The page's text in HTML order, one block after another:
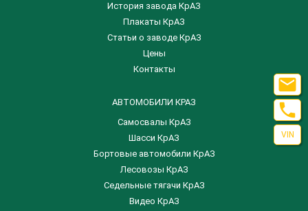
История завода КрАЗ
Плакаты КрАЗ
Статьи о заводе КрАЗ
Цены
Контакты
АВТОМОБИЛИ КРАЗ
Самосвалы КрАЗ
Шасси КрАЗ
Бортовые автомобили КрАЗ
Лесовозы КрАЗ
Седельные тягачи КрАЗ
Видео КрАЗ


VIN